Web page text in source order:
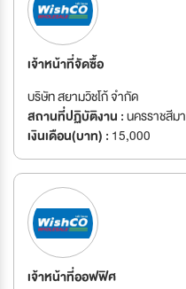
เจ้าหน้าที่จัดซื้อ
บริษัท สยามวิชโก้ จำกัด
สถานที่ปฏิบัติงาน :นครราชสีมา
เงินเดือน(บาท) : 15,000
เจ้าหน้าที่ออฟฟิศ